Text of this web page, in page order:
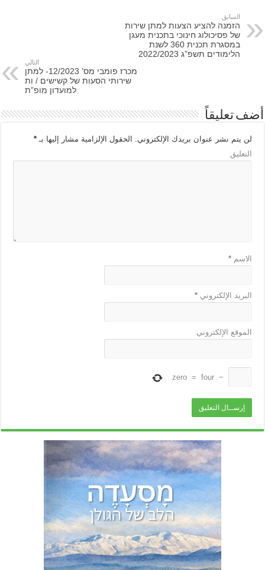
السابق
הזמנה להציע הצעות למתן שירות
של פסיכולוג חינוכי בתכנית מעגן
במסגרת תכנית 360 לשנת
הלימודים תשפ”ג 2022/2023
التالي
מכרז פומבי מס’ 12/2023- למתן
שירותי הסעות של קשישים / ות
למועדון מופ”ת
أضف تعليقاً
لن يتم نشر عنوان بريدك الإلكتروني. الحقول الإلزامية مشار إليها بـ*
التعليق
الاسم*
البريد الإلكتروني*
الموقع الإلكتروني
−
four
=
zero